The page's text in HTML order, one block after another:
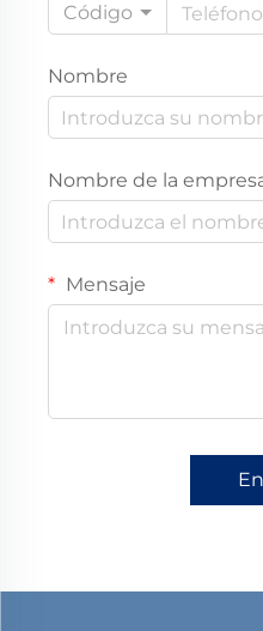
Código
Nombre
Nombre de la
Mensaje